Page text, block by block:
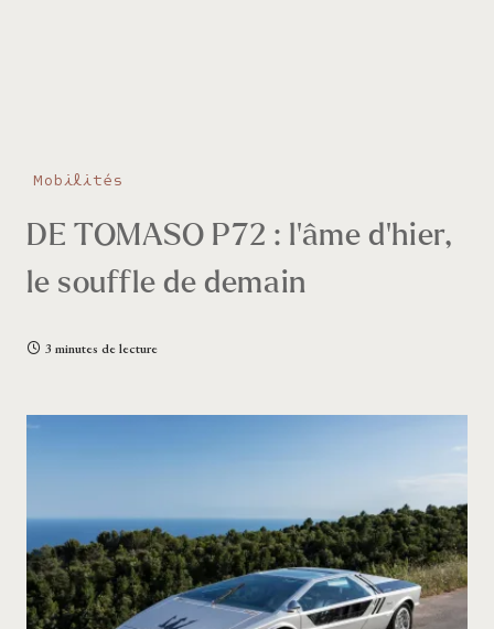
Mobilités
DE TOMASO P72 : l’âme d’hier,
le souffle de demain
3 minutes de lecture